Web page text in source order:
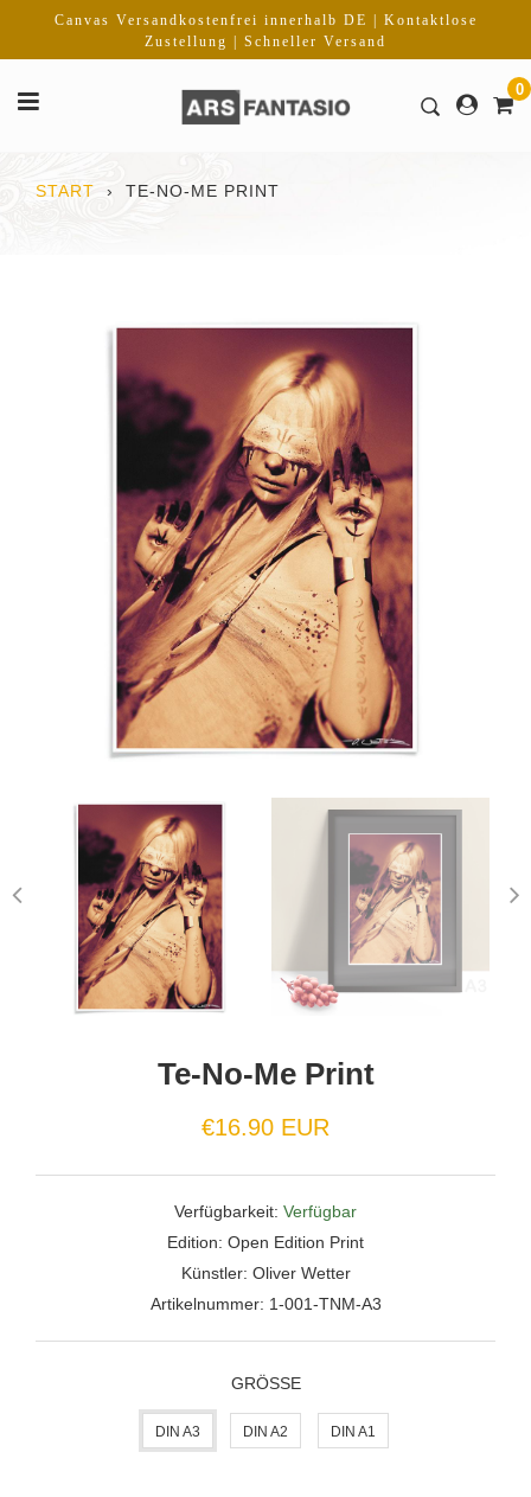
Inhalt
Canvas Versandkostenfrei innerhalb DE | Kontaktlose
Zustellung | Schneller Versand
0
START › TE-NO-ME PRINT
Te-No-Me Print
€16.90 EUR
Verfügbarkeit: Verfügbar
Edition: Open Edition Print
Künstler: Oliver Wetter
Artikelnummer: 1-001-TNM-A3
GRÖSSE
DIN A3 DIN A2 DIN A1